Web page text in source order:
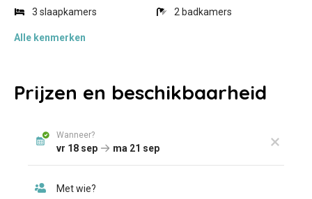
3 slaapkamers
2 badkamers
Alle kenmerken
Prijzen en beschikbaarheid